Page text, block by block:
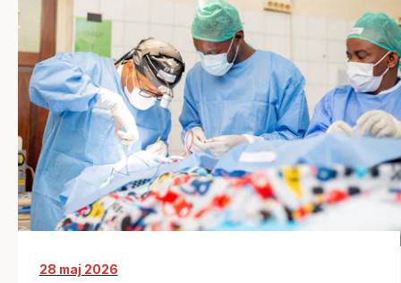
28 maj 2026